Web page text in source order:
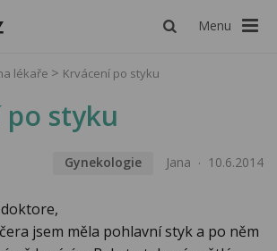
Menu
lékaře Krvácení po styku
po styku
Gynekologie Jana 10.6.2014
jsem měla pohlavní styk a po něm